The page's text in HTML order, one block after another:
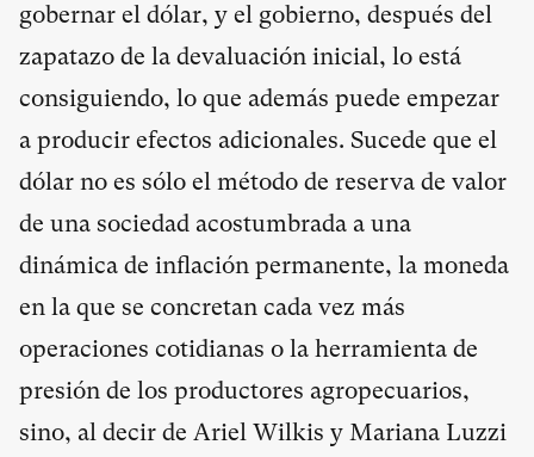
gobernar el dólar, y el gobierno, después del
zapatazo de la devaluación inicial, lo está
consiguiendo, lo que además puede empezar
a producir efectos adicionales. Sucede que el
dólar no es sólo el método de reserva de valor
de una sociedad acostumbrada a una
dinámica de inflación permanente, la moneda
en la que se concretan cada vez más
operaciones cotidianas o la herramienta de
presión de los productores agropecuarios,
sino, al decir de Ariel Wilkis y Mariana Luzzi